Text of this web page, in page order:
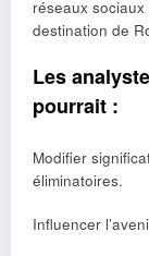
réseaux
destination de
Les
pourrait :
Modifier
éliminatoires.
Influencer